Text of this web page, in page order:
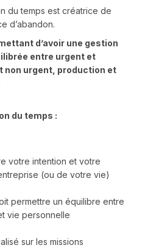
du temps est créatrice de
d’abandon.
d’avoir une gestion
entre urgent et
urgent, production et
du temps :
votre intention et votre
(ou de votre vie)
permettre un équilibre entre
vie personnelle
sur les missions